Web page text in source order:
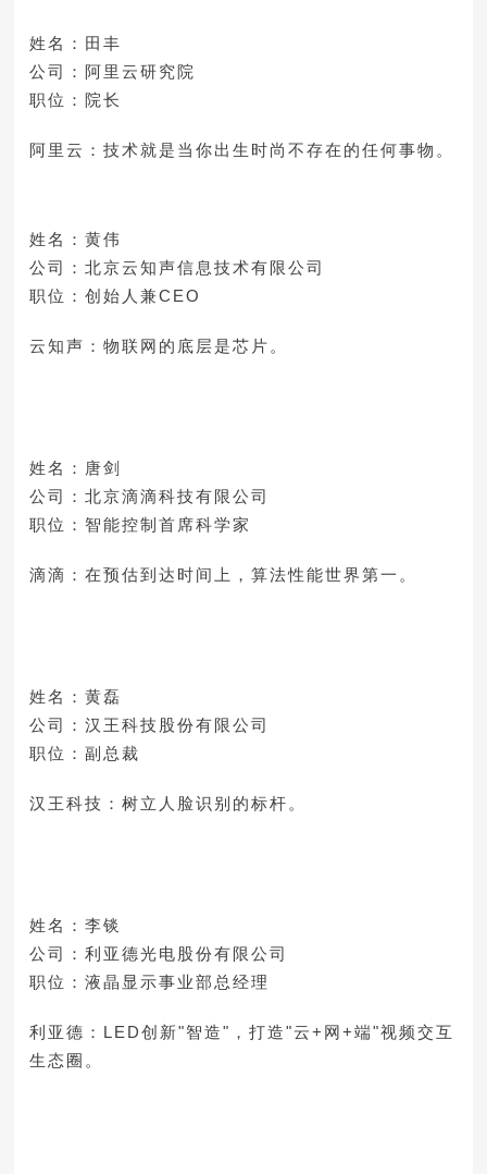
姓名：田丰
公司：阿里云研究院
职位：院长
阿里云：技术就是当你出生时尚不存在的任何事物。
姓名：黄伟
公司：北京云知声信息技术有限公司
职位：创始人兼CEO
云知声：物联网的底层是芯片。
姓名：唐剑
公司：北京滴滴科技有限公司
职位：智能控制首席科学家
滴滴：在预估到达时间上，算法性能世界第一。
姓名：黄磊
公司：汉王科技股份有限公司
职位：副总裁
汉王科技：树立人脸识别的标杆。
姓名：李锬
公司：利亚德光电股份有限公司
职位：液晶显示事业部总经理
利亚德：LED创新"智造"，打造"云+网+端"视频交互
生态圈。